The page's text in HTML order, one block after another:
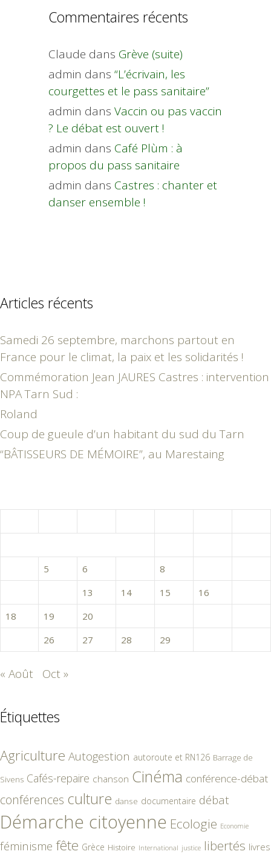
Commentaires récents
Claude dans Grève (suite)
admin dans “L’écrivain, les
courgettes et le pass sanitaire”
admin dans Vaccin ou pas vaccin
? Le débat est ouvert !
admin dans Café Plùm : à
propos du pass sanitaire
admin dans Castres : chanter et
danser ensemble !
Articles récents
Samedi 26 septembre, marchons partout en
France pour le climat, la paix et les solidarités !
Commémoration Jean JAURES Castres : intervention
NPA Tarn Sud :
Roland
Coup de gueule d’un habitant du sud du Tarn
“BÂTISSEURS DE MÉMOIRE”, au Marestaing
5 6 8
13 14 15 16
18
19 20
26 27 28 29
« Août Oct »
Étiquettes
Agriculture Autogestion autoroute et RN126 Barrage de
Sivens Cafés-repaire chanson Cinéma conférence-débat
conférences culture danse documentaire débat
Démarche citoyenne Ecologie Economie
féminisme fête Grèce Histoire International justice libertés livres